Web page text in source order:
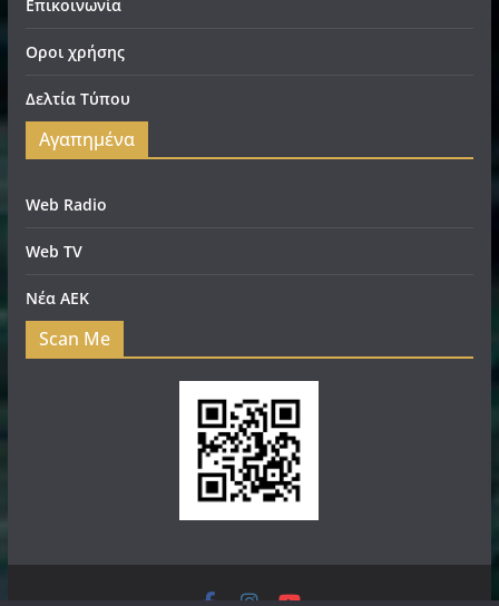
Επικοινωνία
Οροι χρήσης
Δελτία Τύπου
Αγαπημένα
Web Radio
Web TV
Νέα ΑΕΚ
Scan Me